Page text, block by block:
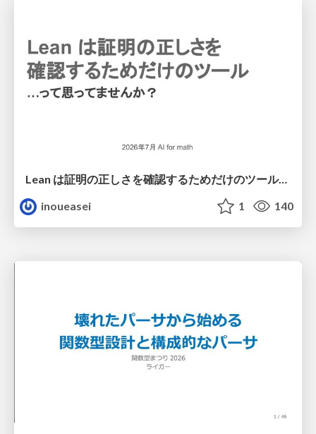
Lean は証明の正しさを確認するためだけのツールって思ってませんか？
inoueasei
1 140